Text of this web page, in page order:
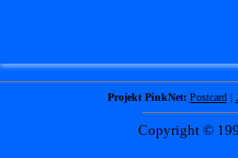
Projekt PinkNet: Postcard|
Copyright ©